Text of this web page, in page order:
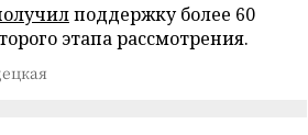
поддержку более 60
этапа рассмотрения.